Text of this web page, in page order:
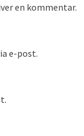
en kommentar.
e-post.